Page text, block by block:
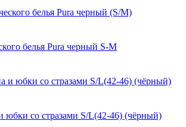
белья Pura черный S-M
юбки со стразами S/L(42-46) (чёрный)